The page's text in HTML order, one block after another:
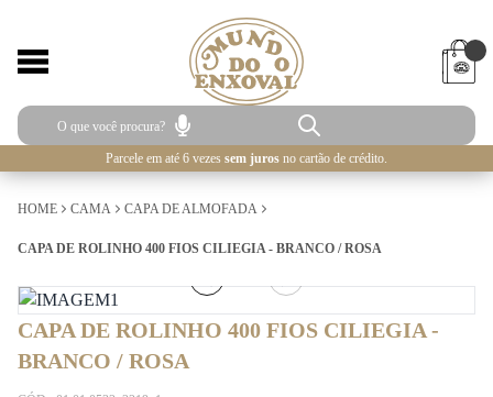
Parcele em até 6 vezes sem juros no cartão de crédito.
HOME CAMA CAPA DE ALMOFADA
CAPA DE ROLINHO 400 FIOS CILIEGIA - BRANCO / ROSA
CAPA DE ROLINHO 400 FIOS CILIEGIA -
BRANCO / ROSA